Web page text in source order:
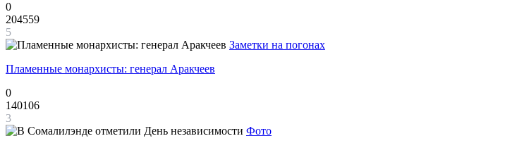
0
204559
5
Заметки на погонах
Пламенные монархисты: генерал Аракчеев
0
140106
3
Фото